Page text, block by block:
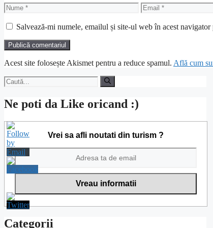
Nume Email
Salvează-mi numele, emailul și site-ul web în acest
Acest site folosește Akismet pentru a reduce spamul. Află cum
Caută
după:
Ne poti da Like oricand :)
Vrei sa afli noutati din turism ?
Categorii